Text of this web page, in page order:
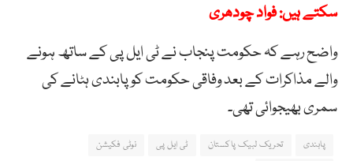
سکتے ہیں: فواد چودھری
واضح رہے کہ حکومت پنجاب نے ٹی ایل پی کے ساتھ ہونے
والے مذاکرات کے بعد وفاقی حکومت کو پابندی ہٹانے کی
سمری بھیجوائی تھی۔
پابندی تحریک لبیک پاکستان ٹی ایل پی
نوٹی فکیشن